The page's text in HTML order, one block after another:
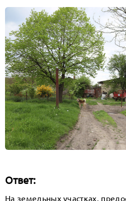
Ответ:
На земельных участках,